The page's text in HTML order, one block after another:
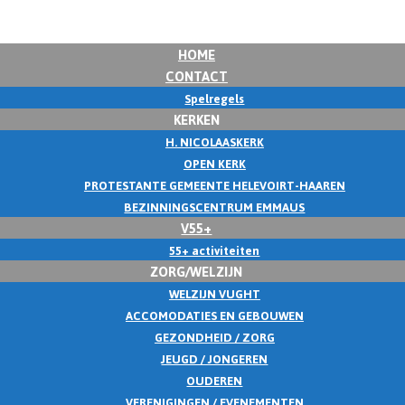
HOME
CONTACT
Spelregels
KERKEN
H. NICOLAASKERK
OPEN KERK
PROTESTANTE GEMEENTE HELEVOIRT-HAAREN
BEZINNINGSCENTRUM EMMAUS
V55+
55+ activiteiten
ZORG/WELZIJN
WELZIJN VUGHT
ACCOMODATIES EN GEBOUWEN
GEZONDHEID / ZORG
JEUGD / JONGEREN
OUDEREN